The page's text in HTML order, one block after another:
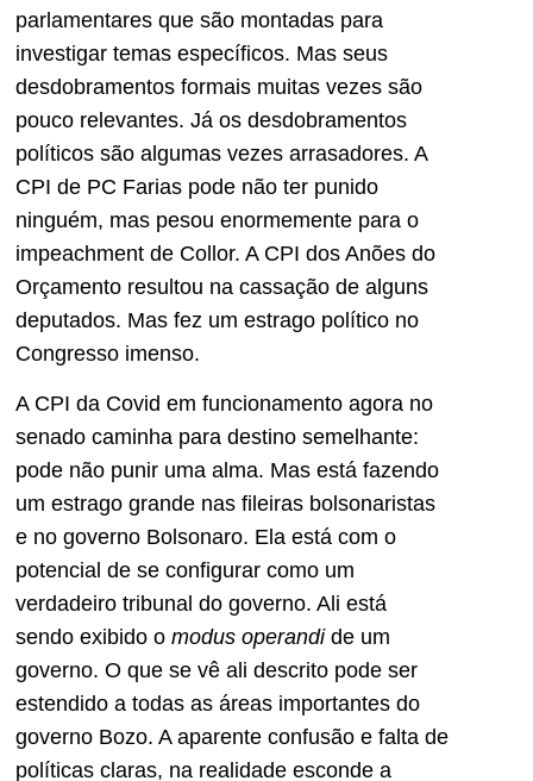
parlamentares que são montadas para
investigar temas específicos. Mas seus
desdobramentos formais muitas vezes são
pouco relevantes. Já os desdobramentos
políticos são algumas vezes arrasadores. A
CPI de PC Farias pode não ter punido
ninguém, mas pesou enormemente para o
impeachment de Collor. A CPI dos Anões do
Orçamento resultou na cassação de alguns
deputados. Mas fez um estrago político no
Congresso imenso.
A CPI da Covid em funcionamento agora no
senado caminha para destino semelhante:
pode não punir uma alma. Mas está fazendo
um estrago grande nas fileiras bolsonaristas
e no governo Bolsonaro. Ela está com o
potencial de se configurar como um
verdadeiro tribunal do governo. Ali está
sendo exibido o modus operandide um
governo. O que se vê ali descrito pode ser
estendido a todas as áreas importantes do
governo Bozo. A aparente confusão e falta de
políticas claras, na realidade esconde a